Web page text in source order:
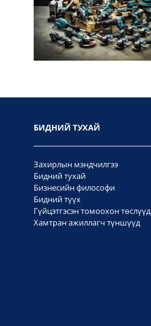
БИДНИЙ ТУХАЙ
Захирлын мэндчилгээ
Бидний тухай
Бизнесийн философи
Бидний түүх
Гүйцэтгэсэн томоохон төслүүд
Хамтран ажиллагч түншүүд